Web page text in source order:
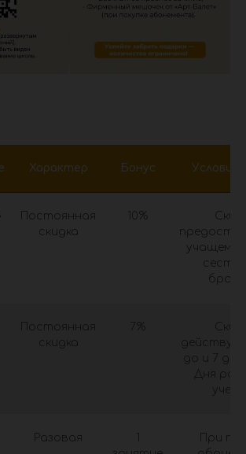
Характер Бонус Условия
Постоянная
скидка
10%
Постоянная
скидка
до и 7
Дня
Разовая
При